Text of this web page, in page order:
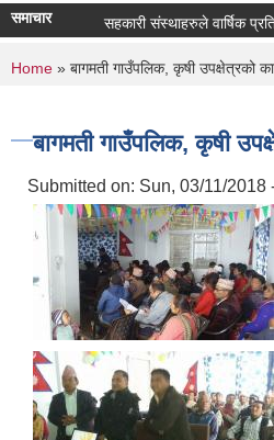
समाचार सहकारी संस्थाहरुले वार्षिक
You are here
Home » बागमती गाउँपलिक, कृषी उपक्षेत्रको
बागमती गाउँपलिक, कृषी
Submitted on: Sun, 03/11/2018